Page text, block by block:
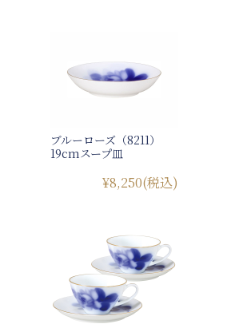
ブルーローズ（8211）
19cmスープ皿
¥8,250(税込)